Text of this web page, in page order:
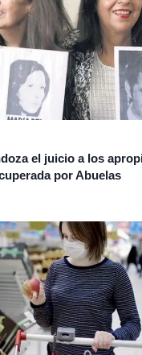
el juicio a los
por Abuelas